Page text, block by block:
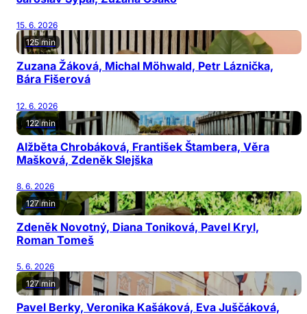
15. 6. 2026
125 min
Zuzana Žáková, Michal Möhwald, Petr Láznička,
Bára Fišerová
12. 6. 2026
122 min
Alžběta Chrobáková, František Štambera, Věra
Mašková, Zdeněk Slejška
8. 6. 2026
127 min
Zdeněk Novotný, Diana Toniková, Pavel Kryl,
Roman Tomeš
5. 6. 2026
127 min
Pavel Berky, Veronika Kašáková, Eva Juščáková,